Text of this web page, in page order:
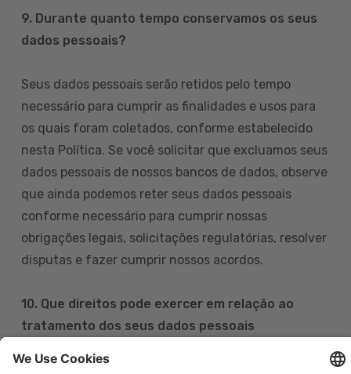
9. Durante quanto tempo conservamos os seus
dados pessoais?
Seus dados pessoais serão retidos pelo tempo
necessário para cumprir as finalidades e usos para
os quais foram coletados, conforme estabelecido
nesta Política. Se você solicitar que excluamos seus
dados pessoais de nossos bancos de dados, observe
que ainda podemos reter seus dados pessoais
conforme necessário para cumprir nossas
obrigações legais, solicitações regulatórias, resolver
disputas e fazer cumprir nossos acordos.
10. Que direitos pode exercer em relação ao
tratamento dos seus dados pessoais